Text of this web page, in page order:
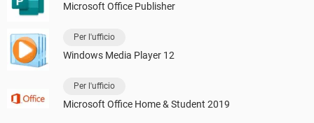
Microsoft Office Publisher
Per l'ufficio
Windows Media Player 12
Per l'ufficio
Microsoft Office Home & Student 2019